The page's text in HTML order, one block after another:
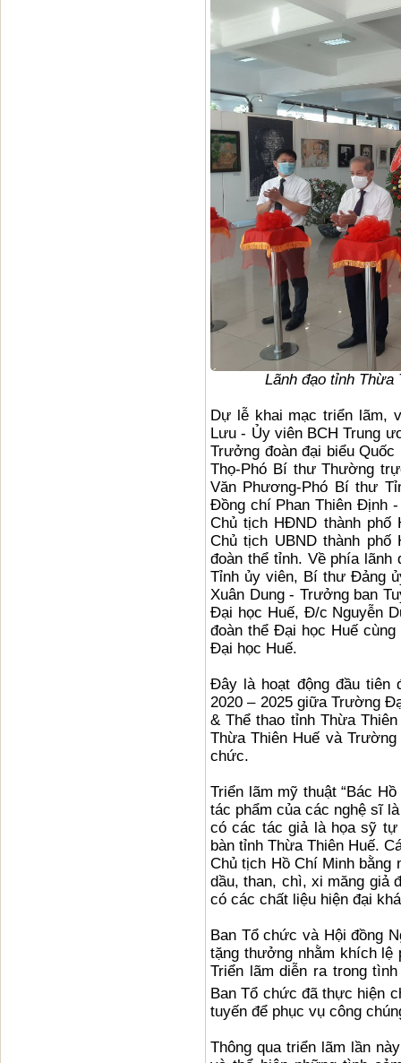
Lãnh đạo tỉnh Thừa
Dự lễ khai mạc triển lãm,
Lưu - Ủy viên BCH Trung
Trưởng đoàn đại biểu
Thọ-Phó Bí thư Thường
Văn Phương-Phó Bí thư
Đồng chí Phan Thiên Định
Chủ tịch HĐND thành
Chủ tịch UBND thành phố
đoàn thể tỉnh. Về phía
Tỉnh ủy viên, Bí thư Đảng
Xuân Dung - Trưởng ban
Đại học Huế, Đ/c Nguyễn
đoàn thể Đại học Huế
Đại học Huế.
Đây là hoạt động đầu tiên
2020 – 2025 giữa Trường
& Thể thao tỉnh Thừa
Thừa Thiên Huế và
chức.
Triển lãm mỹ thuật “Bác
tác phẩm của các nghệ sĩ
có các tác giả là họa sỹ tự
bàn tỉnh Thừa Thiên Huế.
Chủ tịch Hồ Chí Minh bằng
dầu, than, chì, xi măng giả
có các chất liệu hiện đại
Ban Tổ chức và Hội đồng
tặng thưởng nhằm khích lệ
Triển lãm diễn ra trong
Ban Tổ chức đã thực hiện
tuyến để phục vụ công
Thông qua triển lãm lần